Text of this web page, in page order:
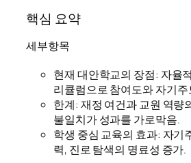
핵심 요약
세부항목
현재 대안학교의 장점: 자율
리큘럼으로 참여도와 자기
한계: 재정 여건과 교원 역량
불일치가 성과를 가로막음.
학생 중심 교육의 효과: 자기
력, 진로 탐색의 명료성 증가.